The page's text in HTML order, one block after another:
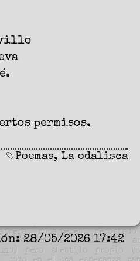
permisos.
Poemas, La odalisca
28/05/2026 17:42